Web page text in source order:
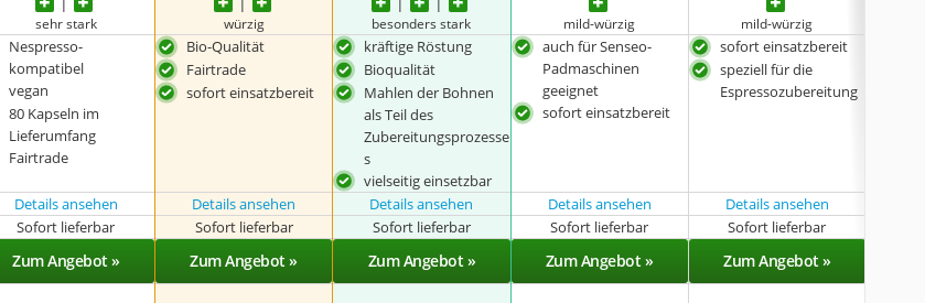
sehr stark würzig besonders stark mild-würzig mild-würzig
Nespresso-
kompatibel
vegan
80 Kapseln im
Lieferumfang
Fairtrade
Bio-Qualität
Fairtrade
sofort einsatzbereit
kräftige Röstung
Bioqualität
Mahlen der Bohnen
als Teil des
Zubereitungsprozesse
s
vielseitig einsetzbar
auch für Senseo-
Padmaschinen
geeignet
sofort einsatzbereit
sofort einsatzbereit
speziell für die
Espressozubereitung
Details ansehen Details ansehen Details ansehen Details ansehen Details ansehen
Sofort lieferbar Sofort lieferbar Sofort lieferbar Sofort lieferbar Sofort lieferbar
Zum Angebot » Zum Angebot » Zum Angebot » Zum Angebot » Zum Angebot »